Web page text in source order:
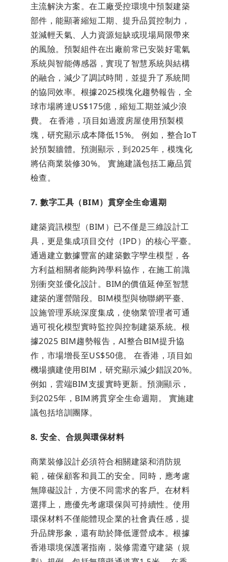
主流解決方案。在工廠受控環境中預製建築
部件，能顯著縮短工期、提升品質控制力，
並減輕天氣、人力資源短缺或現場局限帶來
的風險。預製組件在出廠前常已安裝好電氣
系統與智能傳感器，實現了智慧系統與結構
的融合，減少了調試時間，並提升了系統間
的協同效率。根據2025模塊化趨勢報告，全
球市場將達US$175億，縮短工期並減少浪
費。 在香港，項目如過渡房屋使用預製模
塊，研究顯示成本降低15%。 例如，整合IoT
於預製牆體。預測顯示，到2025年，模塊化
將佔商業裝修30%。 實施建議包括工廠品質
檢查。
7. 數字工具（BIM）貫穿全生命週期
建築資訊模型（BIM）已不僅是三維設計工
具，更是集成項目交付（IPD）的核心平臺。
通過建立數據豐富的建築數字孿生模型，各
方利益相關者能夠跨學科協作，在施工前識
別衝突並優化設計。BIM的價值延伸至智慧
建築的運營階段。BIM模型與物聯網平臺、
設施管理系統深度集成，使物業管理者可通
過可視化模型實時監控與控制建築系統。根
據2025 BIM趨勢報告，AI整合BIM提升協
作，市場增長至US$50億。 在香港，項目如
機場擴建使用BIM，研究顯示減少錯誤20%。
例如，雲端BIM支援實時更新。預測顯示，
到2025年，BIM將貫穿全生命週期。 實施建
議包括培訓團隊。
8. 安全、合規與環保材料
商業裝修設計必須符合相關建築和消防規
範，確保顧客和員工的安全。同時，應考慮
無障礙設計，方便不同需求的客戶。在材料
選擇上，應優先考慮環保與可持續性。使用
環保材料不僅能體現企業的社會責任感，提
升品牌形象，還有助於降低運營成本。根據
香港環境保護署指南，裝修需遵守建築（規